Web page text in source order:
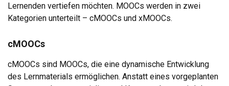
Lernenden vertiefen möchten. MOOCs werden in zwei
Kategorien unterteilt – cMOOCs und xMOOCs.
cMOOCs
cMOOCs sind MOOCs, die eine dynamische Entwicklung
des Lernmaterials ermöglichen. Anstatt eines vorgeplanten